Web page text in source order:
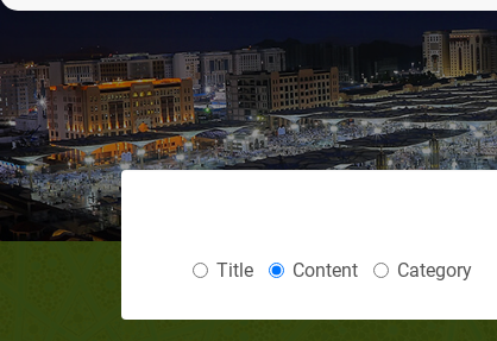
Title Content Category